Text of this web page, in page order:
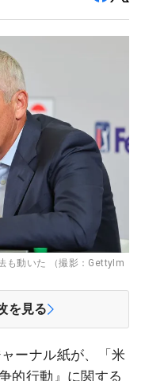
も動いた （撮影：GettyIm
を見る
ーナル紙が、「米
的行動』に関する